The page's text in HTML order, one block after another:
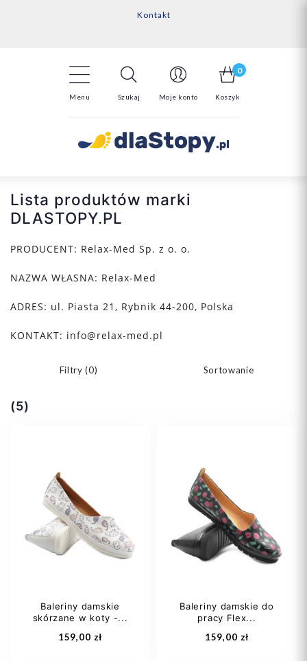
Kontakt
14 Dni na darmowy zwrot*
Menu Szukaj Moje konto
0
Koszyk
Lista produktów marki
DLASTOPY.PL
PRODUCENT: Relax-Med Sp. z o. o.
NAZWA WŁASNA: Relax-Med
ADRES: ul. Piasta 21, Rybnik 44-200, Polska
KONTAKT: info@relax-med.pl
Filtry (0) Sortowanie
(5)
Baleriny damskie
skórzane w koty -...
159,00 zł
Baleriny damskie do
pracy Flex...
159,00 zł